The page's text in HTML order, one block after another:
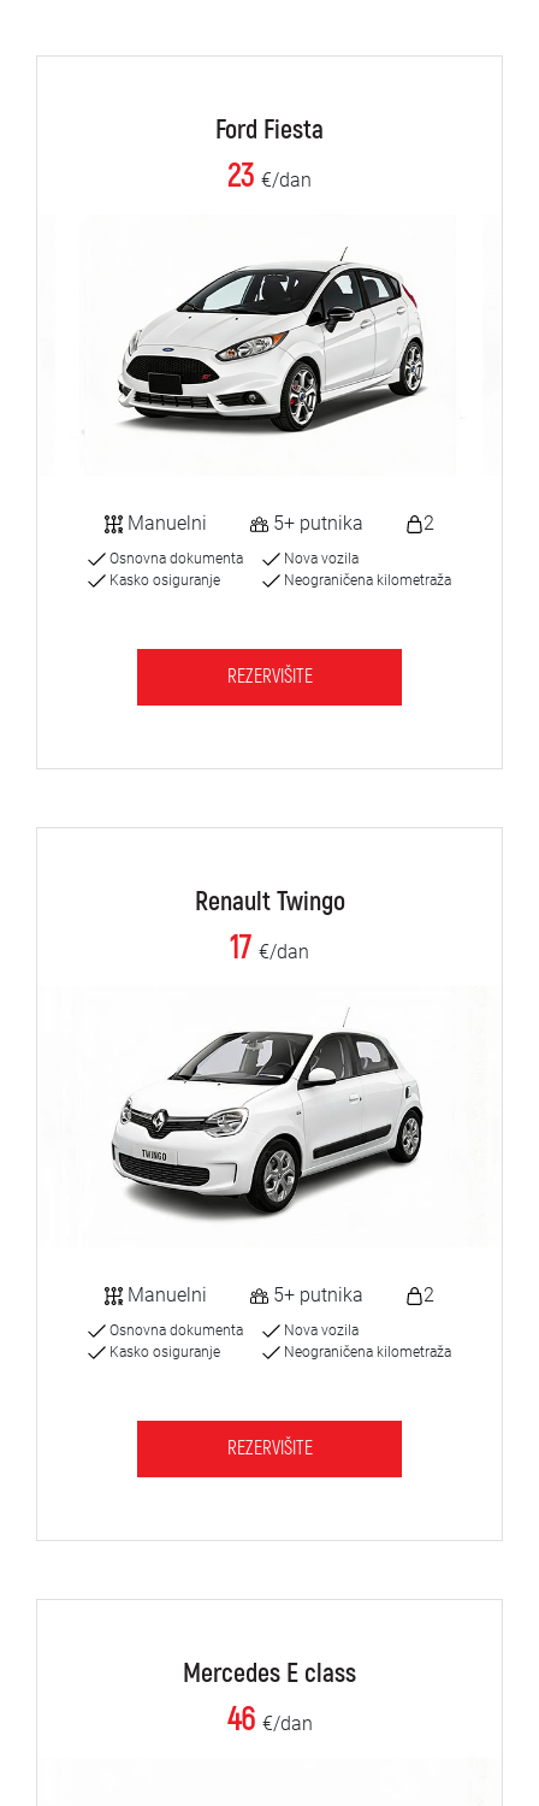
Ford Fiesta
23 €/dan
Manuelni 5+ putnika 2
Osnovna dokumenta
Kasko osiguranje
Nova vozila
Neograničena kilometraža
REZERVIŠITE
Renault Twingo
17 €/dan
Manuelni 5+ putnika 2
Osnovna dokumenta
Kasko osiguranje
Nova vozila
Neograničena kilometraža
REZERVIŠITE
Mercedes E class
46 €/dan